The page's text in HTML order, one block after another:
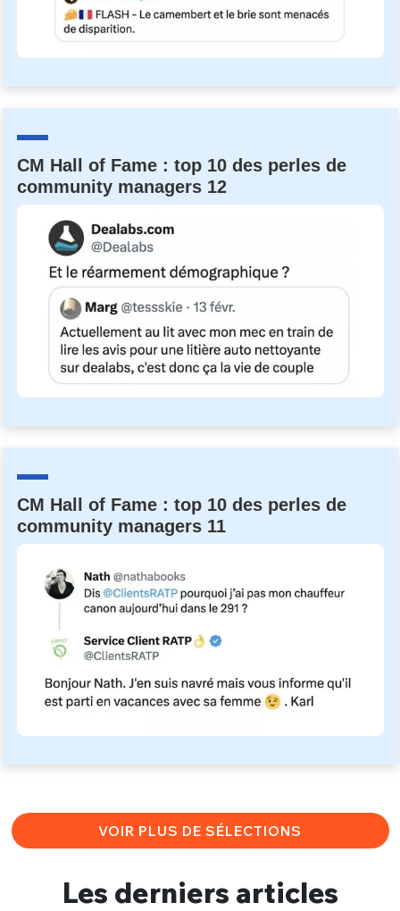
CM Hall of Fame : top 10 des perles de
community managers 12
CM Hall of Fame : top 10 des perles de
community managers 11
VOIR PLUS DE SÉLECTIONS
Les derniers articles